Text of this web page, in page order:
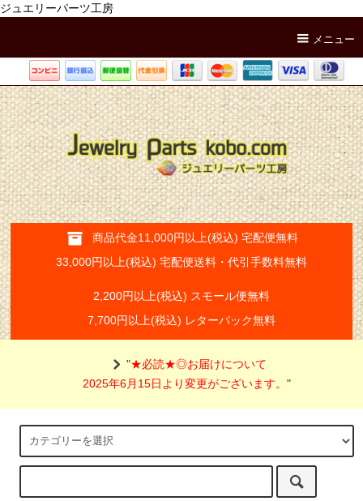
ジュエリーパーツ工房
メニュー
商品代金11,000円以上(税込) 宅配便無料
33,000円以上(税込) 宅配便送料・代引手数料無料
2,200円以上(税込) スモール便無料
7,700円以上(税込) レターパック無料
"★必読★◎お届けについて
2025年6月15日より変更がございます。"